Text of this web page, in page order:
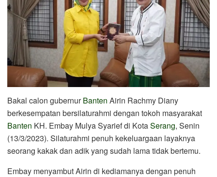
Bakal calon gubernurBanten Airin Rachmy Diany
berkesempatan bersilaturahmi dengan tokoh masyarakat
Banten KH. Embay Mulya Syarief di KotaSerang, Senin
(13/3/2023). Silaturahmi penuh kekeluargaan layaknya
seorang kakak dan adik yang sudah lama tidak bertemu.
Embay menyambut Airin di kediamanya dengan penuh